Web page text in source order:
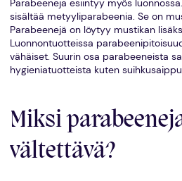
Parabeeneja esiintyy myös
sisältää metyyliparabeenia. Se on
Parabeenejä on löytyy mustikan
Luonnontuotteissa
vähäiset. Suurin osa parabeeneista
hygieniatuotteista kuten
Miksi
vältettävä?